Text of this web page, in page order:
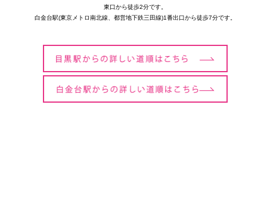
東口から徒歩2分です。
白金台駅(東京メトロ南北線、都営地下鉄三田線)1番出口から徒歩7分です。